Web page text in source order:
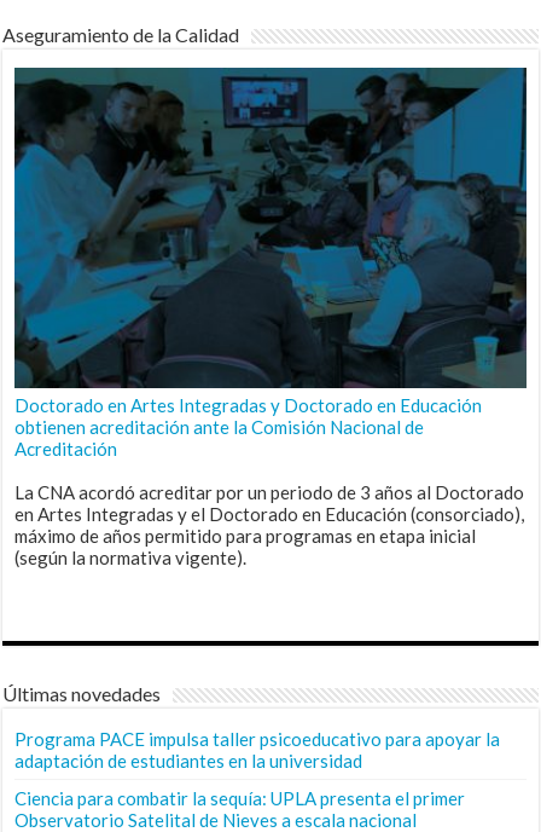
Aseguramiento de la Calidad
Doctorado en Artes Integradas y Doctorado en Educación
obtienen acreditación ante la Comisión Nacional de
Acreditación
La CNA acordó acreditar por un periodo de 3 años al Doctorado
en Artes Integradas y el Doctorado en Educación (consorciado),
máximo de años permitido para programas en etapa inicial
(según la normativa vigente).
Últimas novedades
Programa PACE impulsa taller psicoeducativo para apoyar la
adaptación de estudiantes en la universidad
Ciencia para combatir la sequía: UPLA presenta el primer
Observatorio Satelital de Nieves a escala nacional